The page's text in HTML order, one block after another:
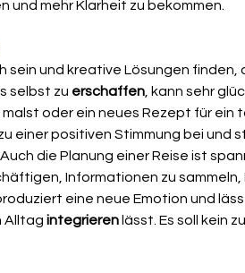
und mehr Klarheit zu bekommen.
sein und kreative Lösungen finden,
selbst zu erschaffen, kann sehr
oder ein neues Rezept für ein
einer positiven Stimmung bei und
die Planung einer Reise ist
Informationen zu
eine neue Emotion und
Alltag integrieren lässt. Es soll kein